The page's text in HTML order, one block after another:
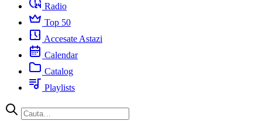
Radio
Top 50
Accesate Astazi
Calendar
Catalog
Playlists